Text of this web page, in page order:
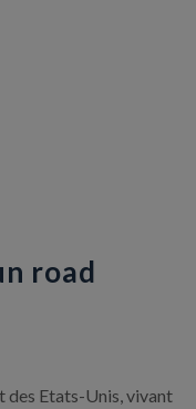
road
des Etats-Unis, vivant